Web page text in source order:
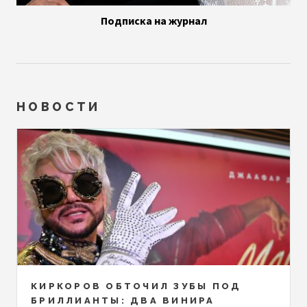
Подписка на журнал
НОВОСТИ
КИРКОРОВ ОБТОЧИЛ ЗУБЫ ПОД
БРИЛЛИАНТЫ: ДВА ВИНИРА